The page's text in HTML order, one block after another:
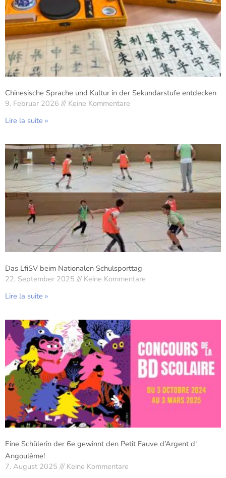
Chinesische Sprache und Kultur in der Sekundarstufe entdecken
9. Februar 2026
Keine Kommentare
Lire la suite »
Das LfiSV beim Nationalen Schulsporttag
22. September 2025
Keine Kommentare
Lire la suite »
Eine Schülerin der 6e gewinnt den Petit Fauve d’Argent d‘
Angoulême!
7. August 2025
Keine Kommentare